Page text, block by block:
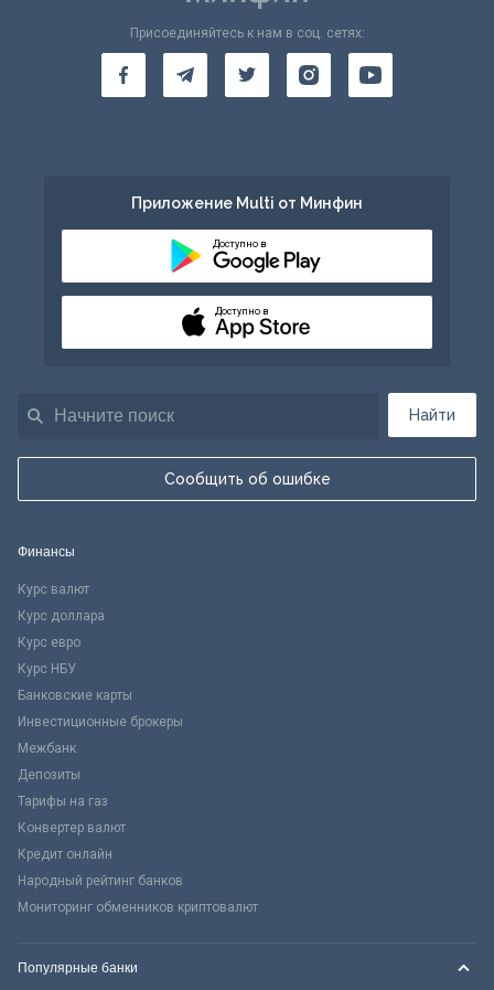
Найти
Сообщить об ошибке
Присоединяйтесь к нам в соц. сетях:
Приложение Multi от Минфин
Доступно в
Доступно в
Финансы
Курс валют
Курс доллара
Курс евро
Курс НБУ
Банковские карты
Инвестиционные брокеры
Межбанк
Депозиты
Тарифы на газ
Конвертер валют
Кредит онлайн
Народный рейтинг банков
Мониторинг обменников криптовалют
Популярные банки